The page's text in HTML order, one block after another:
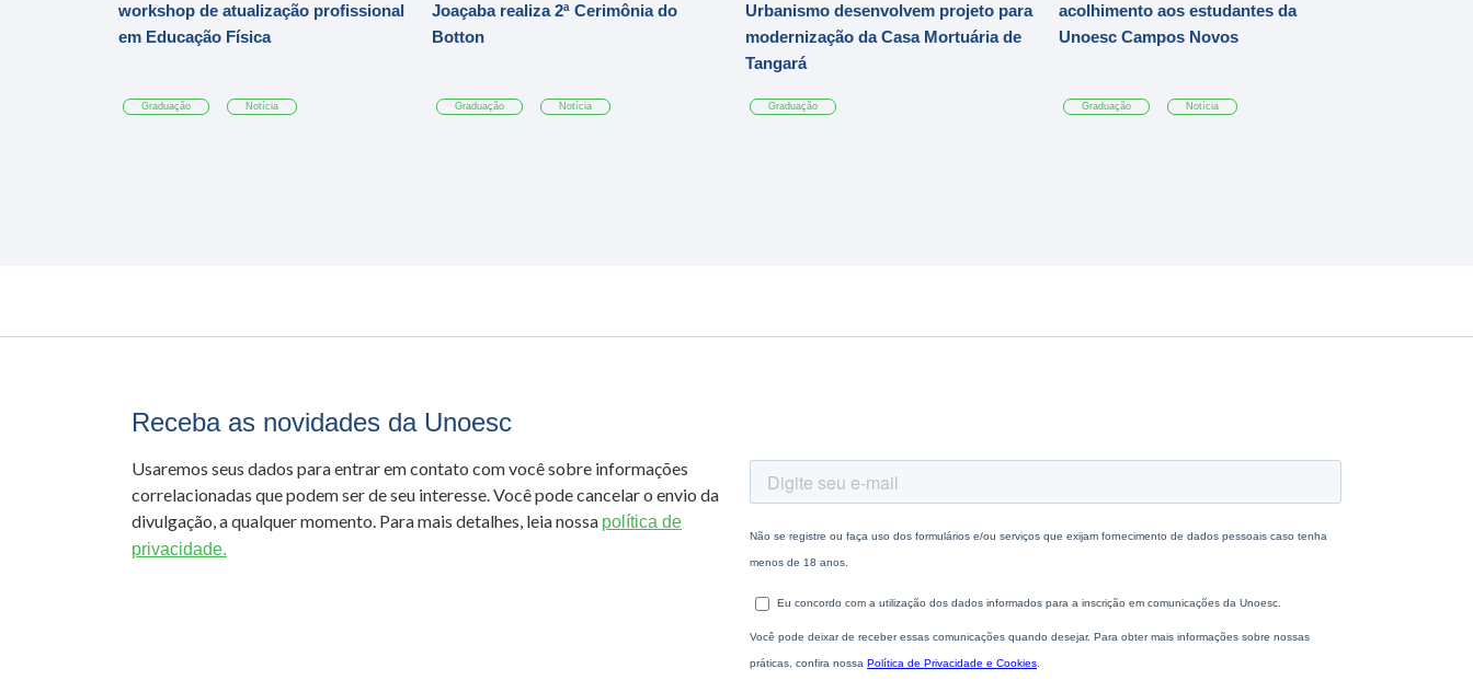
workshop de atualização profissional
em Educação Física
Graduação Notícia
Joaçaba realiza 2ª Cerimônia do
Botton
Graduação Notícia
Urbanismo desenvolvem projeto para
modernização da Casa Mortuária de
Tangará
Graduação
acolhimento aos estudantes da
Unoesc Campos Novos
Graduação Notícia
Receba as novidades da Unoesc
Usaremos seus dados para entrar em contato com você sobre informações
correlacionadas que podem ser de seu interesse. Você pode cancelar o envio da
divulgação, a qualquer momento. Para mais detalhes, leia nossa política de
privacidade.